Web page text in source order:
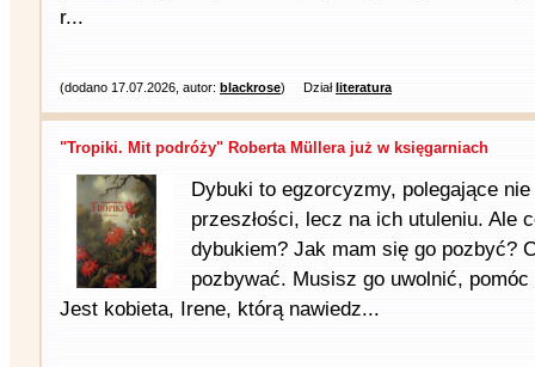
r...
(dodano 17.07.2026, autor: blackrose) Działliteratura
"Tropiki. Mit podróży" Roberta Müllera już w księgarniach
Dybuki to egzorcyzmy, polegające
przeszłości, lecz na ich utuleniu. Ale
dybukiem? Jak mam się go pozbyć?
pozbywać. Musisz go uwolnić,
Jest kobieta, Irene, którą nawiedz...